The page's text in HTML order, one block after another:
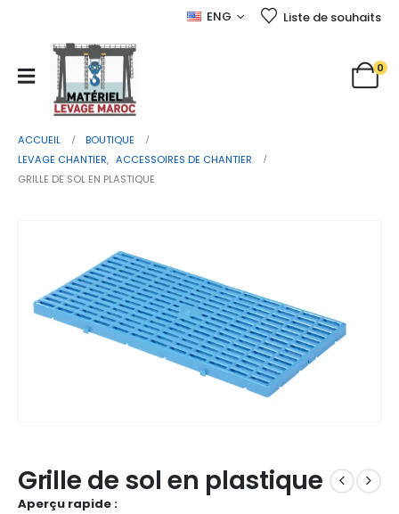
ENG Liste de souhaits
0
ACCUEIL
BOUTIQUE
LEVAGE CHANTIER, ACCESSOIRES DE CHANTIER
GRILLE DE SOL EN PLASTIQUE
Grille de sol en plastique
Aperçu rapide :